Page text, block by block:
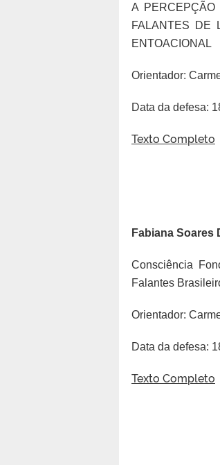
A PERCEPÇÃO
FALANTES DE
ENTOACIONAL
Orientador:
Data da defesa:
Texto Completo
Fabiana Soares
Consciência
Falantes
Orientador:
Data da defesa:
Texto Completo